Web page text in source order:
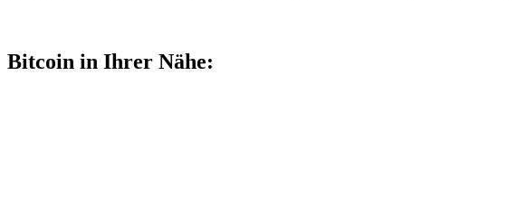
Bitcoin in Ihrer Nähe: